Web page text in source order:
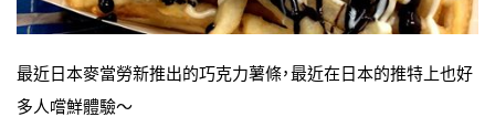
最近日本麥當勞新推出的巧克力薯條，最近在日本的推特上也好
多人嚐鮮體驗～